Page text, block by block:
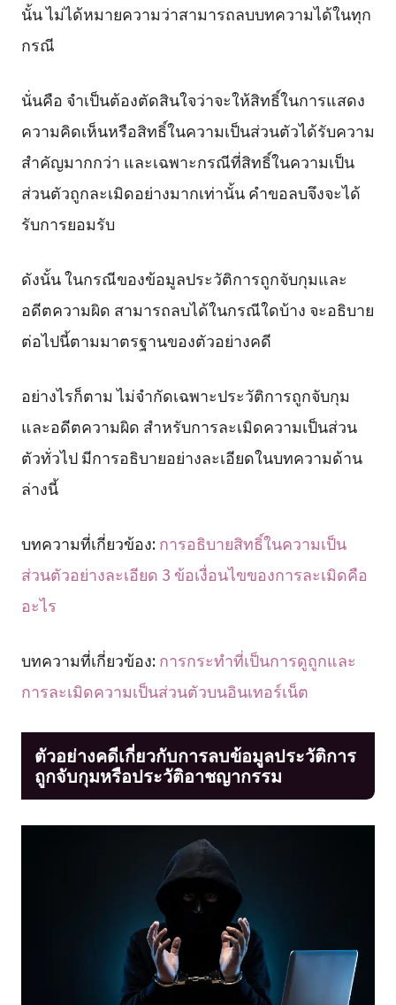
นั้น ไม่ได้หมายความว่าสามารถลบบทความได้ในทุก
กรณี
นั่นคือ จำเป็นต้องตัดสินใจว่าจะให้สิทธิ์ในการแสดง
ความคิดเห็นหรือสิทธิ์ในความเป็นส่วนตัวได้รับความ
สำคัญมากกว่า และเฉพาะกรณีที่สิทธิ์ในความเป็น
ส่วนตัวถูกละเมิดอย่างมากเท่านั้น คำขอลบจึงจะได้
รับการยอมรับ
ดังนั้น ในกรณีของข้อมูลประวัติการถูกจับกุมและ
อดีตความผิด สามารถลบได้ในกรณีใดบ้าง จะอธิบาย
ต่อไปนี้ตามมาตรฐานของตัวอย่างคดี
อย่างไรก็ตาม ไม่จำกัดเฉพาะประวัติการถูกจับกุม
และอดีตความผิด สำหรับการละเมิดความเป็นส่วน
ตัวทั่วไป มีการอธิบายอย่างละเอียดในบทความด้าน
ล่างนี้
บทความที่เกี่ยวข้อง:การอธิบายสิทธิ์ในความเป็น
ส่วนตัวอย่างละเอียด 3 ข้อเงื่อนไขของการละเมิดคือ
อะไร
บทความที่เกี่ยวข้อง:การกระทำที่เป็นการดูถูกและ
การละเมิดความเป็นส่วนตัวบนอินเทอร์เน็ต
ตัวอย่างคดีเกี่ยวกับการลบข้อมูลประวัติการ
ถูกจับกุมหรือประวัติอาชญากรรม